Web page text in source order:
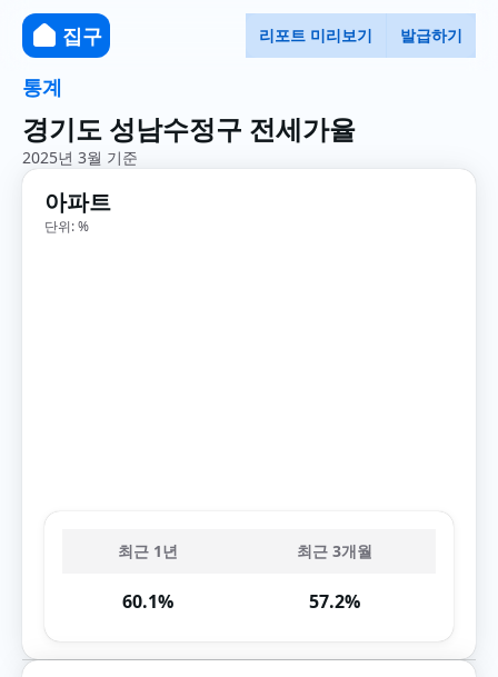
집구 리포트 미리보기 발급하기
통계
경기도 성남수정구 전세가율
2025년 3월 기준
아파트
단위: %
최근 1년 최근 3개월
60.1% 57.2%